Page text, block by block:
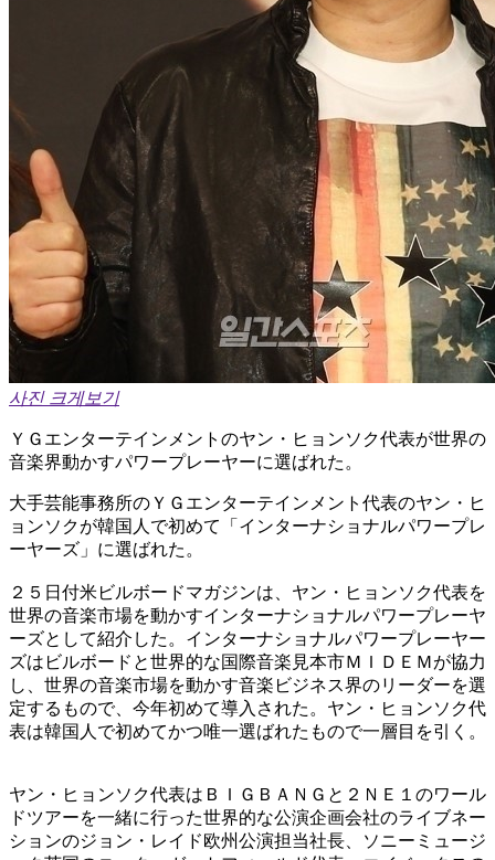
사진 크게보기
ＹＧエンターテインメントのヤン・ヒョンソク代表が世界の
音楽界動かすパワープレーヤーに選ばれた。
大手芸能事務所のＹＧエンターテインメント代表のヤン・ヒ
ョンソクが韓国人で初めて「インターナショナルパワープレ
ーヤーズ」に選ばれた。
２５日付米ビルボードマガジンは、ヤン・ヒョンソク代表を
世界の音楽市場を動かすインターナショナルパワープレーヤ
ーズとして紹介した。インターナショナルパワープレーヤー
ズはビルボードと世界的な国際音楽見本市ＭＩＤＥＭが協力
し、世界の音楽市場を動かす音楽ビジネス界のリーダーを選
定するもので、今年初めて導入された。ヤン・ヒョンソク代
表は韓国人で初めてかつ唯一選ばれたもので一層目を引く。
ヤン・ヒョンソク代表はＢＩＧＢＡＮＧと２ＮＥ１のワール
ドツアーを一緒に行った世界的な公演企画会社のライブネー
ションのジョン・レイド欧州公演担当社長、ソニーミュージ